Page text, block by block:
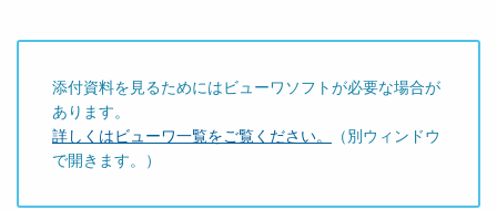
添付資料を見るためにはビューワソフトが必要な場合が
あります。
詳しくはビューワ一覧をご覧ください。
（別ウィンドウ
で開きます。）